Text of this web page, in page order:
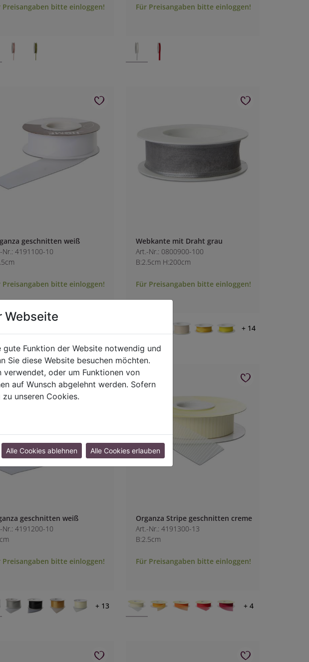
Preisangaben bitte einloggen! Für Preisangaben bitte einloggen!
geschnitten weiß
Nr.: 4191100-10
Preisangaben bitte einloggen!
Webkante mit Draht grau
Art.-Nr.: 0800900-100
B:2.5cm H:200cm
Für Preisangaben bitte einloggen!
+ 14
geschnitten weiß
Nr.: 4191200-10
Preisangaben bitte einloggen!
+ 13
Organza Stripe geschnitten creme
Art.-Nr.: 4191300-13
B:2.5cm
Für Preisangaben bitte einloggen!
+ 4
Webseite
Funktion der Website notwendig und
Sie diese Website besuchen möchten.
oder um Funktionen von
auf Wunsch abgelehnt werden. Sofern
unseren Cookies.
Alle Cookies ablehnen Alle Cookies erlauben